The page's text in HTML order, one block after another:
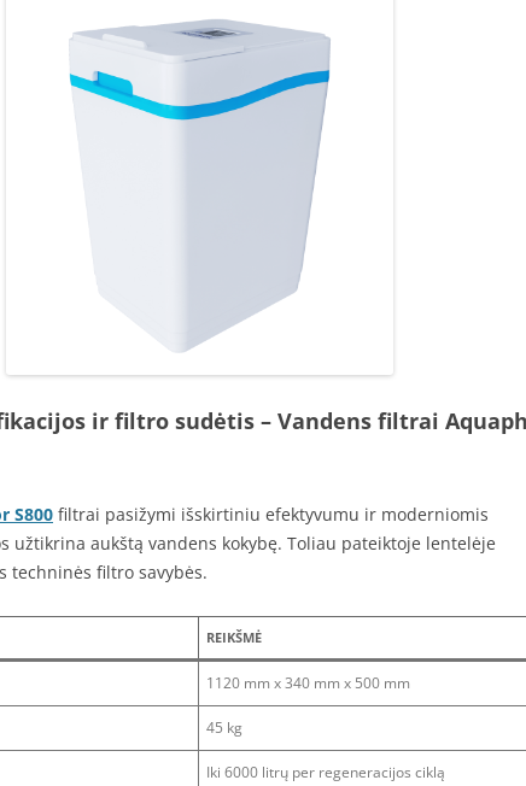
ir filtro sudėtis – Vandens filtrai
S800 filtrai pasižymi išskirtiniu efektyvumu ir moderniomis
užtikrina aukštą vandens kokybę. Toliau pateiktoje lentelėje
techninės filtro savybės.
REIKŠMĖ
1120 mm x 340 mm x 500 mm
45 kg
Iki 6000 litrų per regeneracijos ciklą